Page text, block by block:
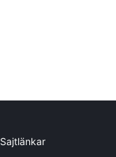
Sajtlänkar